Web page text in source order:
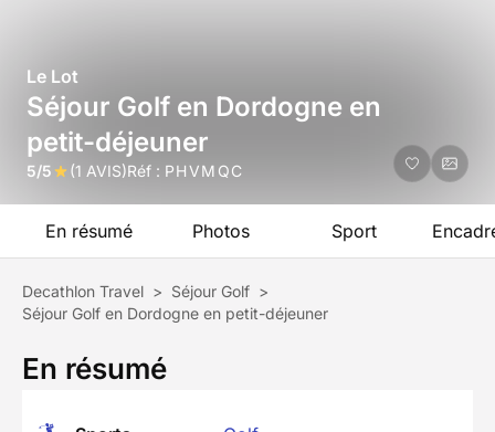
Le Lot
Séjour Golf en Dordogne en
petit-déjeuner
5/5 (1 AVIS)Réf : PHVMQC
En résumé Photos Sport
Decathlon Travel > Séjour Golf >
Séjour Golf en Dordogne en petit-déjeuner
En résumé